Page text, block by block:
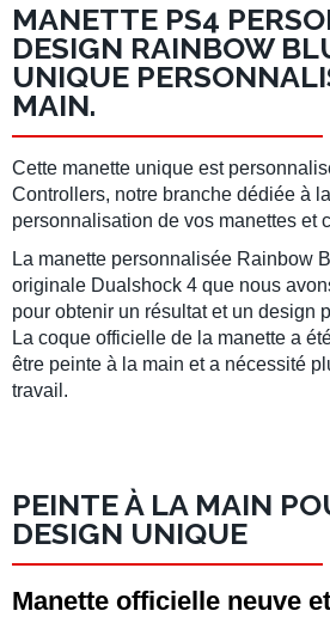
MANETTE PS4
DESIGN RAINBOW
UNIQUE
MAIN.
Cette manette unique est
Controllers, notre branche dédiée à
personnalisation de vos manettes et
La manette personnalisée Rainbow
originale Dualshock 4 que nous
pour obtenir un résultat et un design
La coque officielle de la manette a
être peinte à la main et a nécessité
travail .
PEINTE À LA MAIN
DESIGN UNIQUE
Manette officielle neuve